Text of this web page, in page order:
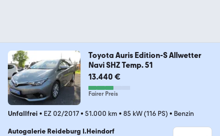
Toyota Auris Edition-S Allwetter
Navi SHZ Temp. 51
13.440 €
Fairer Preis
Unfallfrei • EZ 02/2017• 51.000 km • 85 kW (116 PS) • Benzin
Autogalerie Reideburg I.Heindorf